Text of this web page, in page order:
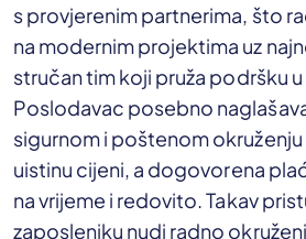
s provjerenim partnerima, što
na modernim projektima uz
stručan tim koji pruža podršku
Poslodavac posebno
sigurnom i poštenom okruženju
uistinu cijeni, a dogovorena
na vrijeme i redovito. Takav
zaposleniku nudi radno